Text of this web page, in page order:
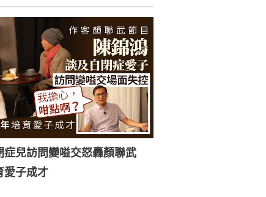
症兒訪問變嗌交怒轟顏聯武
愛子成才